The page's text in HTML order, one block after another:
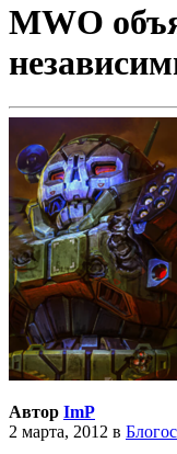
MWO
Автор ImP
2 марта, 2012 в